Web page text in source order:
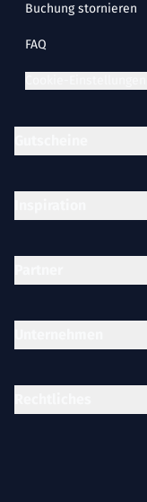
Buchung stornieren
FAQ